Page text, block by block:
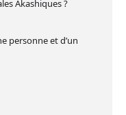
Akashiques ?
personne et d’un